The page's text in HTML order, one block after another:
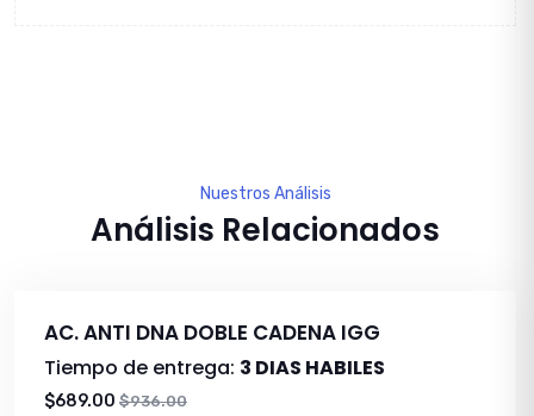
Nuestros Análisis
Análisis Relacionados
AC. ANTI DNA DOBLE CADENA IGG
Tiempo de entrega: 3 DIAS HABILES
$689.00 $936.00